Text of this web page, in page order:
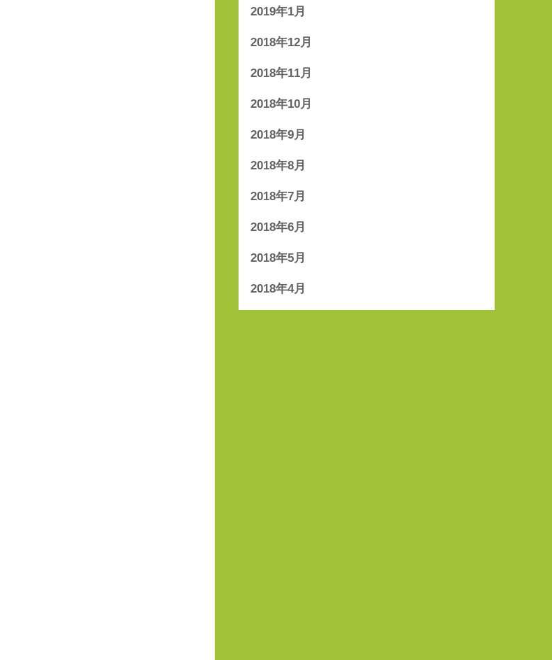
2019年1月
2018年12月
2018年11月
2018年10月
2018年9月
2018年8月
2018年7月
2018年6月
2018年5月
2018年4月